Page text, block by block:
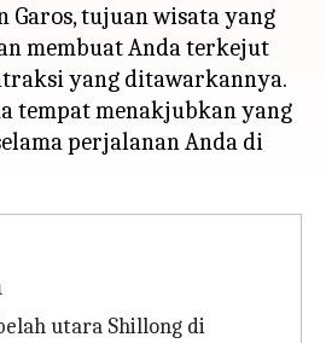
Garos, tujuan wisata yang
membuat Anda terkejut
yang ditawarkannya.
tempat menakjubkan yang
perjalanan Anda di
utara Shillong di